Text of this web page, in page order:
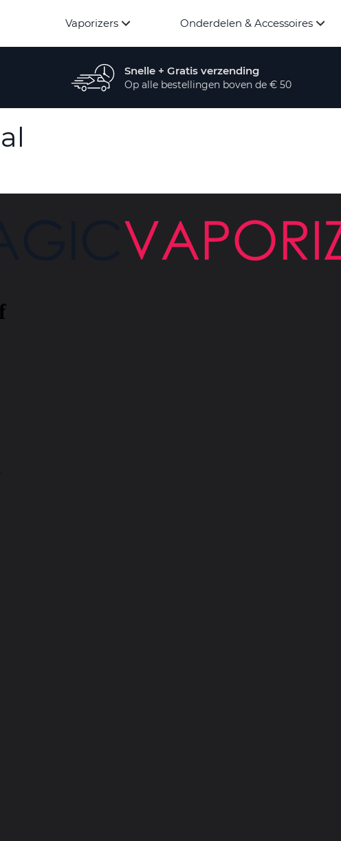
Vaporizers Onderdelen & Accessoires
Snelle + Gratis verzending
Op alle bestellingen boven de € 50